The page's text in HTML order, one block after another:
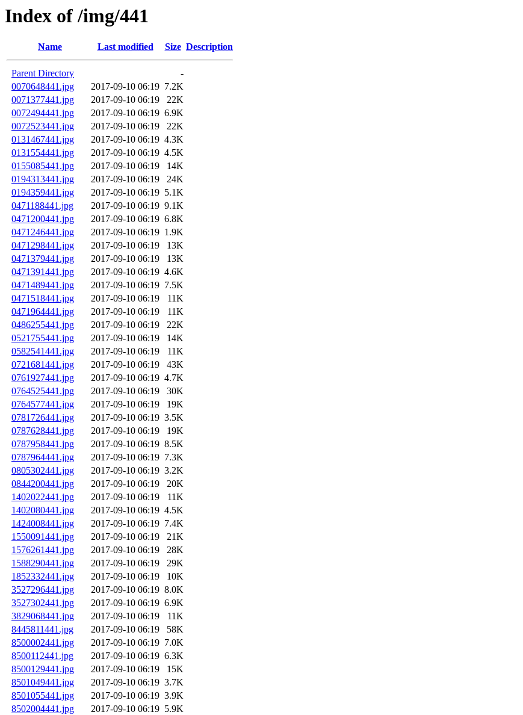
Index of /img/441
Name Last modified Size Description
Parent Directory
-
0070648441.jpg
2017-09-10 06:19 7.2K
0071377441.jpg
2017-09-10 06:19
22K
0072494441.jpg
2017-09-10 06:19 6.9K
0072523441.jpg
2017-09-10 06:19
22K
0131467441.jpg
2017-09-10 06:19 4.3K
0131554441.jpg
2017-09-10 06:19 4.5K
0155085441.jpg
2017-09-10 06:19
14K
0194313441.jpg
2017-09-10 06:19
24K
0194359441.jpg
2017-09-10 06:19 5.1K
0471188441.jpg
2017-09-10 06:19 9.1K
0471200441.jpg
2017-09-10 06:19 6.8K
0471246441.jpg
2017-09-10 06:19 1.9K
0471298441.jpg
2017-09-10 06:19
13K
0471379441.jpg
2017-09-10 06:19
13K
0471391441.jpg
2017-09-10 06:19 4.6K
0471489441.jpg
2017-09-10 06:19 7.5K
0471518441.jpg
2017-09-10 06:19
11K
0471964441.jpg
2017-09-10 06:19
11K
0486255441.jpg
2017-09-10 06:19
22K
0521755441.jpg
2017-09-10 06:19
14K
0582541441.jpg
2017-09-10 06:19
11K
0721681441.jpg
2017-09-10 06:19
43K
0761927441.jpg
2017-09-10 06:19 4.7K
0764525441.jpg
2017-09-10 06:19
30K
0764577441.jpg
2017-09-10 06:19
19K
0781726441.jpg
2017-09-10 06:19 3.5K
0787628441.jpg
2017-09-10 06:19
19K
0787958441.jpg
2017-09-10 06:19 8.5K
0787964441.jpg
2017-09-10 06:19 7.3K
0805302441.jpg
2017-09-10 06:19 3.2K
0844200441.jpg
2017-09-10 06:19
20K
1402022441.jpg
2017-09-10 06:19
11K
1402080441.jpg
2017-09-10 06:19 4.5K
1424008441.jpg
2017-09-10 06:19 7.4K
1550091441.jpg
2017-09-10 06:19
21K
1576261441.jpg
2017-09-10 06:19
28K
1588290441.jpg
2017-09-10 06:19
29K
1852332441.jpg
2017-09-10 06:19
10K
3527296441.jpg
2017-09-10 06:19 8.0K
3527302441.jpg
2017-09-10 06:19 6.9K
3829068441.jpg
2017-09-10 06:19
11K
8445811441.jpg
2017-09-10 06:19
58K
8500002441.jpg
2017-09-10 06:19 7.0K
8500112441.jpg
2017-09-10 06:19 6.3K
8500129441.jpg
2017-09-10 06:19
15K
8501049441.jpg
2017-09-10 06:19 3.7K
8501055441.jpg
2017-09-10 06:19 3.9K
8502004441.jpg
2017-09-10 06:19 5.9K